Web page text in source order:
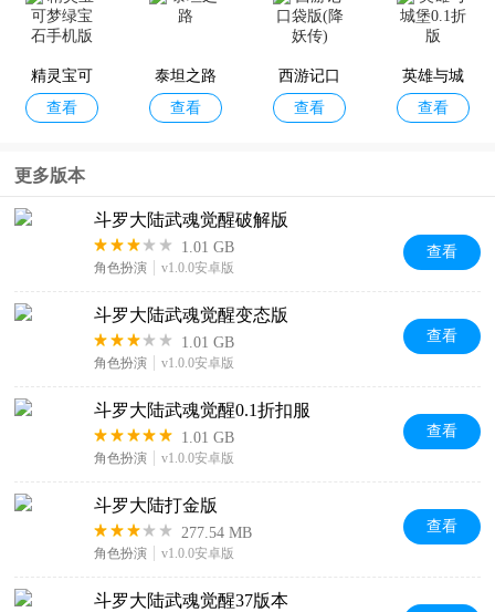
精灵宝可
梦绿宝石
查看
泰坦之路
查看
西游记口
袋版(降妖
查看
英雄与城
堡0.1折版
查看
更多版本
斗罗大陆武魂觉醒破解版
1.01 GB
角色扮演 v1.0.0安卓版
查看
斗罗大陆武魂觉醒变态版
1.01 GB
角色扮演 v1.0.0安卓版
查看
斗罗大陆武魂觉醒0.1折扣服
1.01 GB
角色扮演 v1.0.0安卓版
查看
斗罗大陆打金版
277.54 MB
角色扮演 v1.0.0安卓版
查看
斗罗大陆武魂觉醒37版本